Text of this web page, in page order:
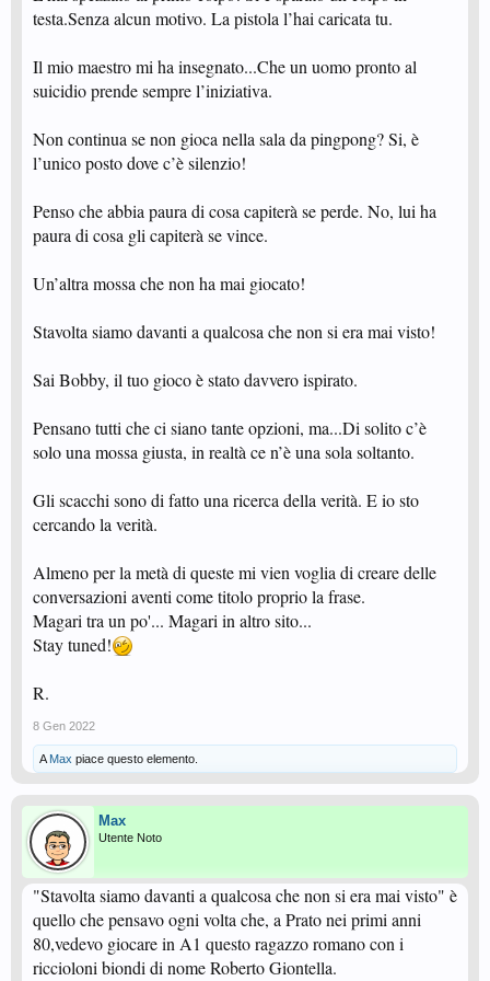
testa.Senza alcun motivo. La pistola l’hai caricata tu.
Il mio maestro mi ha insegnato...Che un uomo pronto al
suicidio prende sempre l’iniziativa.
Non continua se non gioca nella sala da pingpong? Si, è
l’unico posto dove c’è silenzio!
Penso che abbia paura di cosa capiterà se perde. No, lui ha
paura di cosa gli capiterà se vince.
Un’altra mossa che non ha mai giocato!
Stavolta siamo davanti a qualcosa che non si era mai visto!
Sai Bobby, il tuo gioco è stato davvero ispirato.
Pensano tutti che ci siano tante opzioni, ma...Di solito c’è
solo una mossa giusta, in realtà ce n’è una sola soltanto.
Gli scacchi sono di fatto una ricerca della verità. E io sto
cercando la verità.
Almeno per la metà di queste mi vien voglia di creare delle
conversazioni aventi come titolo proprio la frase.
Magari tra un po'... Magari in altro sito...
Stay tuned!
R.
8 Gen 2022
A Max piace questo elemento.
Max
Utente Noto
"Stavolta siamo davanti a qualcosa che non si era mai visto" è
quello che pensavo ogni volta che, a Prato nei primi anni
80,vedevo giocare in A1 questo ragazzo romano con i
riccioloni biondi di nome Roberto Giontella.